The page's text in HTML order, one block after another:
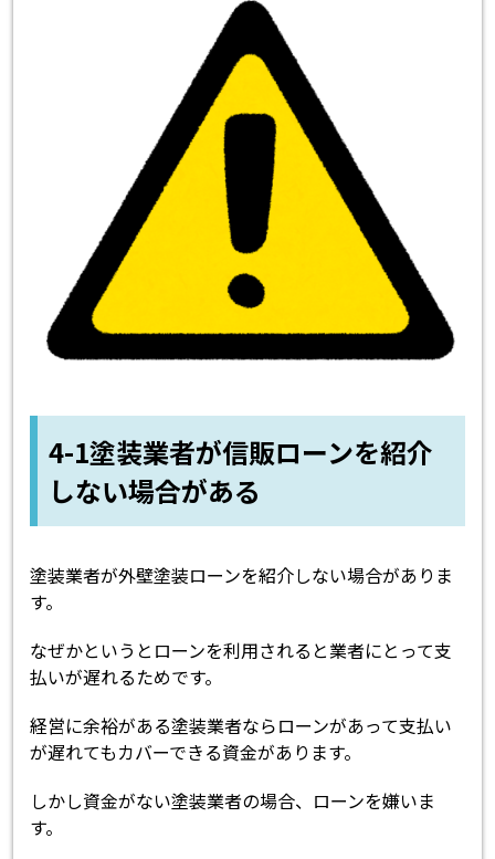
4-1塗装業者が信販ローンを紹介
しない場合がある
塗装業者が外壁塗装ローンを紹介しない場合がありま
す。
なぜかというとローンを利用されると業者にとって支
払いが遅れるためです。
経営に余裕がある塗装業者ならローンがあって支払い
が遅れてもカバーできる資金があります。
しかし資金がない塗装業者の場合、ローンを嫌いま
す。